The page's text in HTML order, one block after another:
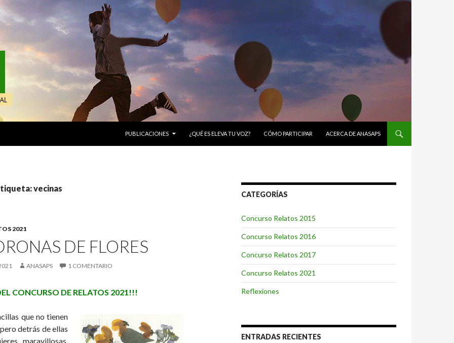
PUBLICACIONES
¿QUÉ ES ELEVA TU VOZ? CÓMO PARTICIPAR ACERCA DE ANASAPS
vecinas
2021
DE FLORES
ANASAPS 1 COMENTARIO
CONCURSO DE RELATOS 2021!!!
que no tienen
detrás de ellas
maravillosas.
CATEGORÍAS
Concurso Relatos 2015
Concurso Relatos 2016
Concurso Relatos 2017
Concurso Relatos 2021
Reflexiones
ENTRADAS RECIENTES